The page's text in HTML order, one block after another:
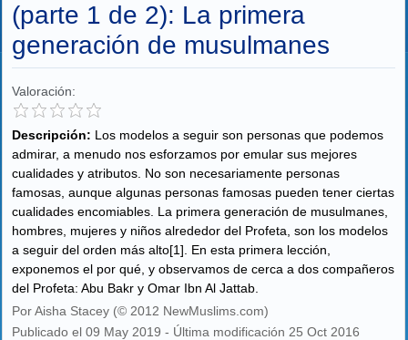
(parte 1 de 2): La primera
generación de musulmanes
Valoración:
Descripción: Los modelos a seguir son personas que podemos
admirar, a menudo nos esforzamos por emular sus mejores
cualidades y atributos. No son necesariamente personas
famosas, aunque algunas personas famosas pueden tener ciertas
cualidades encomiables. La primera generación de musulmanes,
hombres, mujeres y niños alrededor del Profeta, son los modelos
a seguir del orden más alto[1]. En esta primera lección,
exponemos el por qué, y observamos de cerca a dos compañeros
del Profeta: Abu Bakr y Omar Ibn Al Jattab.
Por Aisha Stacey (© 2012 NewMuslims.com)
Publicado el 09 May 2019 - Última modificación 25 Oct 2016